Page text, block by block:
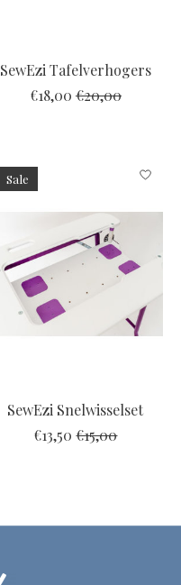
SewEzi Tafelverhogers
€18,00 €20,00
Sale
SewEzi Snelwisselset
€13,50 €15,00